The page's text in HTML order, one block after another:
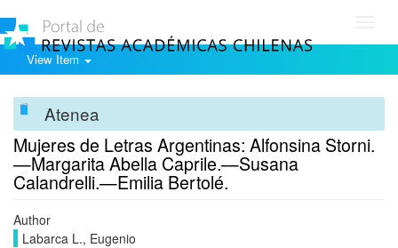
View Item
Atenea
Mujeres de Letras Argentinas: Alfonsina Storni.
—Margarita Abella Caprile.—Susana
Calandrelli.—Emilia Bertolé.
Author
Labarca L., Eugenio